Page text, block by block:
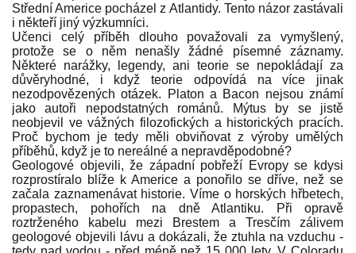
Střední Americe pocházel z Atlantidy. Tento názor zastávali
i někteří jiný výzkumníci.
Učenci celý příběh dlouho považovali za vymyšlený,
protože se o něm nenašly žádné písemné záznamy.
Některé narážky, legendy, ani teorie se nepokládají za
důvěryhodné, i když teorie odpovídá na více jinak
nezodpovězených otázek. Platon a Bacon nejsou známí
ja­ko autoři nepodstatných románů. Mýtus by se jistě
neobjevil ve váž­ných filozofických a historických pracích.
Proč bychom je tedy mě­li obviňovat z výroby umělých
příběhů, když je to nereálné a nepravděpodobné?
Geologové objevili, že západní pobřeží Evropy se kdysi
rozprostíra­lo blíže k Americe a ponořilo se dříve, než se
začala zaznamenávat historie. Víme o horských hřbetech,
propastech, pohořích na dně At­lantiku. Při opravě
roztrženého kabelu mezi Brestem a Tresčím záli­vem
geologové objevili lávu a dokázali, že ztuhla na vzduchu -